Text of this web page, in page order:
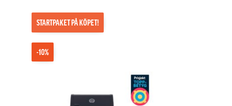
-10%
STARTPAKET PÅ KÖPET!